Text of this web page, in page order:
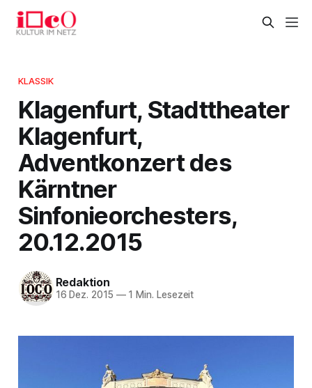
KLASSIK
Klagenfurt, Stadttheater
Klagenfurt,
Adventkonzert des
Kärntner
Sinfonieorchesters,
20.12.2015
Redaktion
16 Dez. 2015 —1 Min. Lesezeit